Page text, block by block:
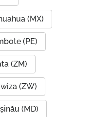
(MX)
(PE)
(ZM)
(ZW)
(MD)